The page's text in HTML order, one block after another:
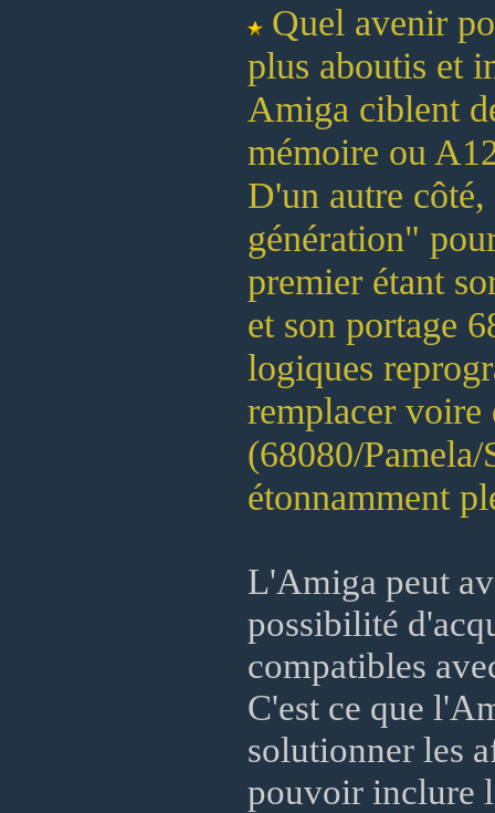
Quel avenir
plus aboutis et
Amiga ciblent
mémoire ou
D'un autre
génération"
premier étant
et son portage
logiques
remplacer voire
(68080/
étonnamment
L'Amiga peut
possibilité
compatibles
C'est ce que
solutionner les
pouvoir inclure